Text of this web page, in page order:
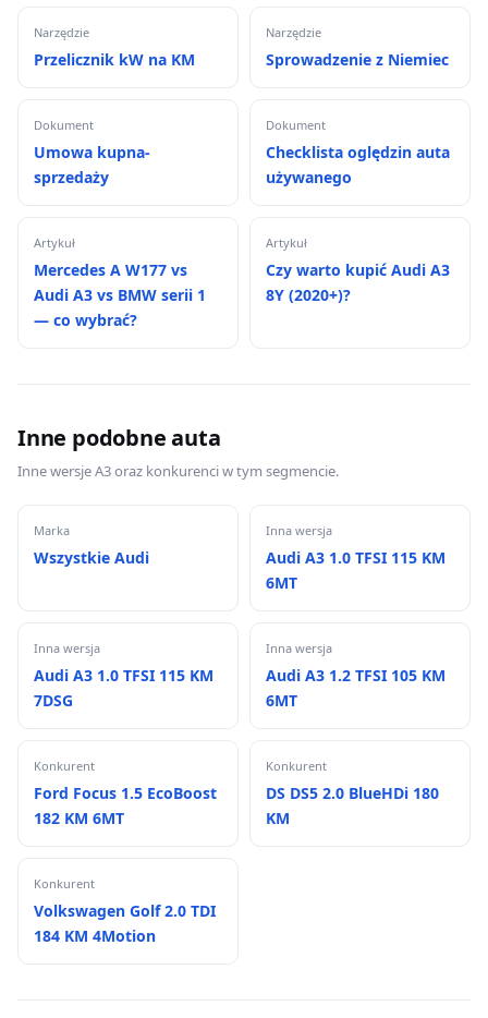
Narzędzie
Przelicznik kW na KM
Narzędzie
Sprowadzenie z Niemiec
Dokument
Umowa kupna-
sprzedaży
Dokument
Checklista oględzin auta
używanego
Artykuł
Mercedes A W177 vs
Audi A3 vs BMW serii 1
— co wybrać?
Artykuł
Czy warto kupić Audi A3
8Y (2020+)?
Inne podobne auta
Inne wersje A3 oraz konkurenci w tym segmencie.
Marka
Wszystkie Audi
Inna wersja
Audi A3 1.0 TFSI 115 KM
6MT
Inna wersja
Audi A3 1.0 TFSI 115 KM
7DSG
Inna wersja
Audi A3 1.2 TFSI 105 KM
6MT
Konkurent
Ford Focus 1.5 EcoBoost
182 KM 6MT
Konkurent
DS DS5 2.0 BlueHDi 180
KM
Konkurent
Volkswagen Golf 2.0 TDI
184 KM 4Motion